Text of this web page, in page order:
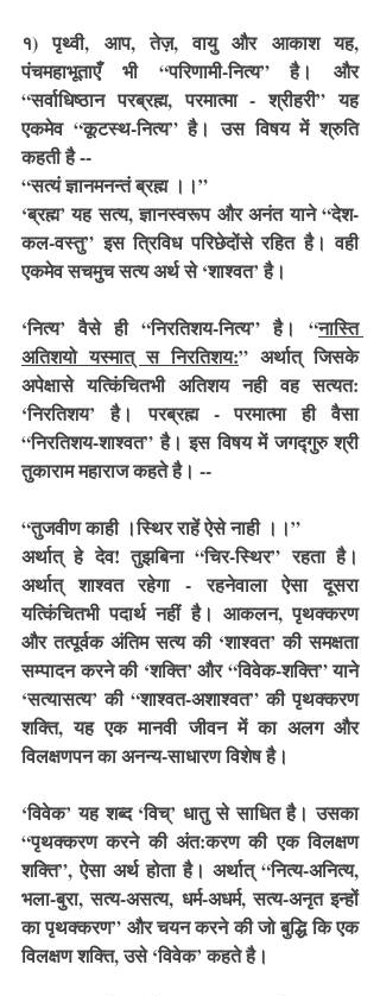
१) पृथ्वी, आप, तेज़, वायु और आकाश यह,
पंचमहाभूताएँ भी “परिणामी-नित्य” है। और
“सर्वाधिष्ठान परब्रह्म, परमात्मा - श्रीहरी” यह
एकमेव “कूटस्थ-नित्य” है। उस विषय में श्रुति
कहती है --
“सत्यं ज्ञानमनन्तं ब्रह्म ।।”
‘ब्रह्म’ यह सत्य, ज्ञानस्वरूप और अनंत याने “देश-
कल-वस्तु” इस त्रिविध परिछेदोंसे रहित है। वही
एकमेव सचमुच सत्य अर्थ से ‘शाश्वत’ है।
‘नित्य’ वैसे ही “निरतिशय-नित्य” है। “नास्ति
अतिशयो यस्मात् स निरतिशय:” अर्थात् जिसके
अपेक्षासे यत्किंचितभी अतिशय नही वह सत्यत:
‘निरतिशय’ है। परब्रह्म - परमात्मा ही वैसा
“निरतिशय-शाश्वत” है। इस विषय में जगद्गुरु श्री
तुकाराम महाराज कहते है। --
“तुजवीण काही ।स्थिर राहें ऐसे नाही ।।”
अर्थात् हे देव! तुझबिना “चिर-स्थिर” रहता है।
अर्थात् शाश्वत रहेगा - रहनेवाला ऐसा दूसरा
यत्किंचितभी पदार्थ नहीं है। आकलन, पृथक्करण
और तत्पूर्वक अंतिम सत्य की ‘शाश्वत’ की समक्षता
सम्पादन करने की ‘शक्ति’ और “विवेक-शक्ति” याने
‘सत्यासत्य’ की “शाश्वत-अशाश्वत” की पृथक्करण
शक्ति, यह एक मानवी जीवन में का अलग और
विलक्षणपन का अनन्य-साधारण विशेष है।
‘विवेक’ यह शब्द ‘विच्’ धातु से साधित है। उसका
“पृथक्करण करने की अंत:करण की एक विलक्षण
शक्ति”, ऐसा अर्थ होता है। अर्थात् “नित्य-अनित्य,
भला-बुरा, सत्य-असत्य, धर्म-अधर्म, सत्य-अनृत इन्हों
का पृथक्करण” और चयन करने की जो बुद्धि कि एक
विलक्षण शक्ति, उसे ‘विवेक’ कहते है।